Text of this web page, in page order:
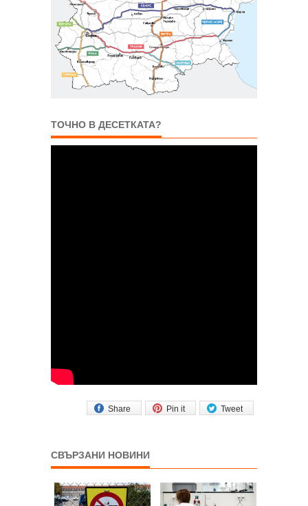
ТОЧНО В ДЕСЕТКАТА?
Tweet
Pin it
Share
СВЪРЗАНИ НОВИНИ